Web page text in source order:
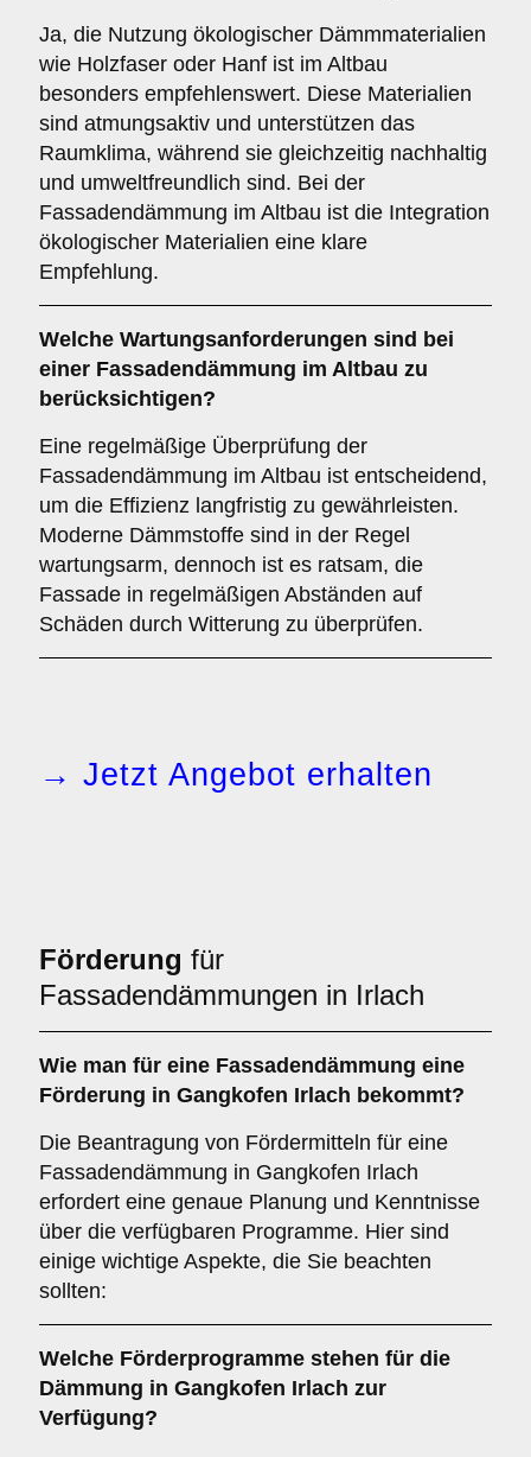
Ja, die Nutzung ökologischer Dämmmaterialien
wie Holzfaser oder Hanf ist im Altbau
besonders empfehlenswert. Diese Materialien
sind atmungsaktiv und unterstützen das
Raumklima, während sie gleichzeitig nachhaltig
und umweltfreundlich sind. Bei der
Fassadendämmung im Altbau ist die Integration
ökologischer Materialien eine klare
Empfehlung.
Welche Wartungsanforderungen sind bei
einer Fassadendämmung im Altbau zu
berücksichtigen?
Eine regelmäßige Überprüfung der
Fassadendämmung im Altbau ist entscheidend,
um die Effizienz langfristig zu gewährleisten.
Moderne Dämmstoffe sind in der Regel
wartungsarm, dennoch ist es ratsam, die
Fassade in regelmäßigen Abständen auf
Schäden durch Witterung zu überprüfen.
→ Jetzt Angebot erhalten
Förderung für
Fassadendämmungen in Irlach
Wie man für eine Fassadendämmung eine
Förderung in Gangkofen Irlach bekommt?
Die Beantragung von Fördermitteln für eine
Fassadendämmung in Gangkofen Irlach
erfordert eine genaue Planung und Kenntnisse
über die verfügbaren Programme. Hier sind
einige wichtige Aspekte, die Sie beachten
sollten:
Welche Förderprogramme stehen für die
Dämmung in Gangkofen Irlach zur
Verfügung?